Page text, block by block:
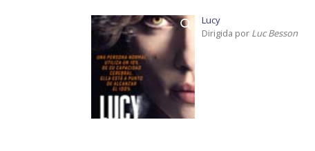
Lucy
Dirigida por Luc Besson